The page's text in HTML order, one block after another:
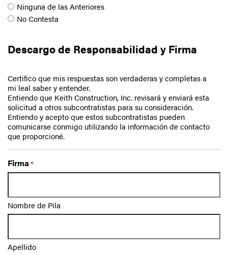
Ninguna de las Anteriores
No Contesta
Descargo de Responsabilidad y Firma
Certifico que mis respuestas son verdaderas y completas a
mi leal saber y entender.
Entiendo que Keith Construction, Inc. revisará y enviará esta
solicitud a otros subcontratistas para su consideración.
Entiendo y acepto que estos subcontratistas pueden
comunicarse conmigo utilizando la información de contacto
que proporcioné.
Firma *
Nombre de Pila
Apellido